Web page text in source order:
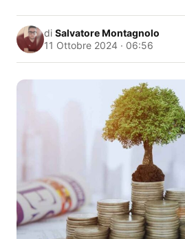
di Salvatore Montagnolo
11 Ottobre 2024 · 06:56